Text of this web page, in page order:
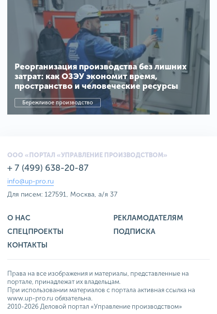
Реорганизация производства без лишних
затрат: как ОЗЭУ экономит время,
пространство и человеческие ресурсы
Бережливое производство
ООО «ПОРТАЛ «УПРАВЛЕНИЕ ПРОИЗВОДСТВОМ»
+ 7 (499) 638-20-87
info@up-pro.ru
Для писем: 127591, Москва, а/я 37
О НАС
РЕКЛАМОДАТЕЛЯМ
СПЕЦПРОЕКТЫ
ПОДПИСКА
КОНТАКТЫ
Права на все изображения и материалы, представленные на
портале, принадлежат их владельцам.
При использовании материалов с портала активная ссылка на
www.up-pro.ru обязательна.
2010-2026 Деловой портал «Управление производством»